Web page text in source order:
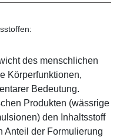
des menschlichen
Körperfunktionen,
Bedeutung.
Produkten (wässrige
den Inhaltsstoff
Anteil der Formulierung